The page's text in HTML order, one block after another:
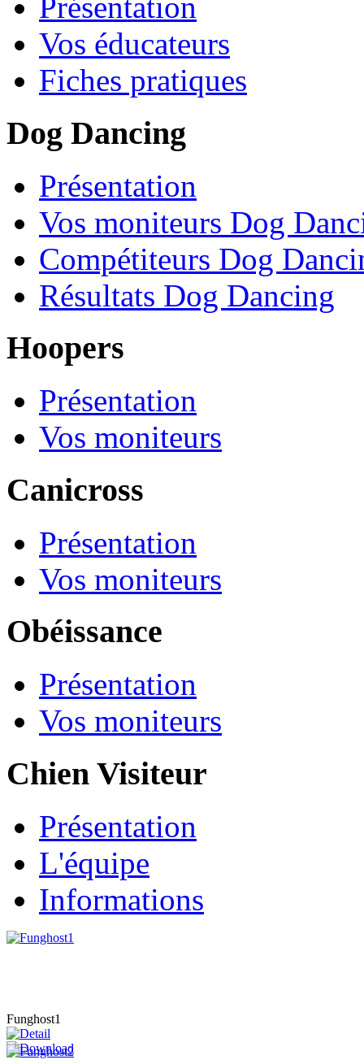
Présentation
Vos éducateurs
Fiches pratiques
Dog Dancing
Présentation
Vos moniteurs Dog
Compétiteurs Dog
Résultats Dog Dancing
Hoopers
Présentation
Vos moniteurs
Canicross
Présentation
Vos moniteurs
Obéissance
Présentation
Vos moniteurs
Chien Visiteur
Présentation
L'équipe
Informations
Funghost1